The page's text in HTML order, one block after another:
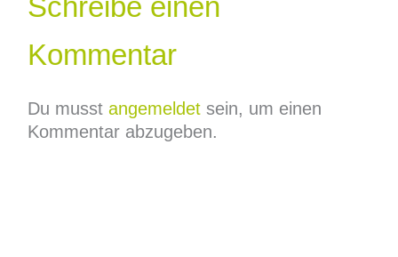
Kommentar
Du musst angemeldetsein, um einen
Kommentar abzugeben.